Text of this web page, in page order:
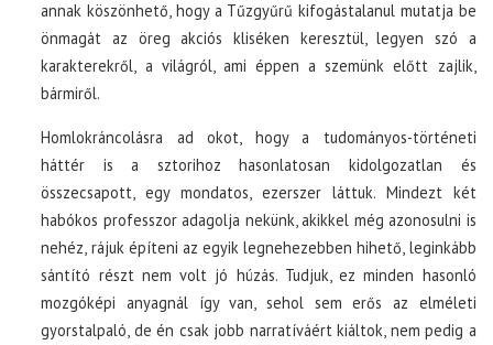
annak köszönhető, hogy a Tűzgyűrű kifogástalanul mutatja be
önmagát az öreg akciós kliséken keresztül, legyen szó a
karakterekről, a világról, ami éppen a szemünk előtt zajlik,
bármiről.
Homlokráncolásra ad okot, hogy a tudományos-történeti
háttér is a sztorihoz hasonlatosan kidolgozatlan és
összecsapott, egy mondatos, ezerszer láttuk. Mindezt két
habókos professzor adagolja nekünk, akikkel még azonosulni is
nehéz, rájuk építeni az egyik legnehezebben hihető, leginkább
sántító részt nem volt jó húzás. Tudjuk, ez minden hasonló
mozgóképi anyagnál így van, sehol sem erős az elméleti
gyorstalpaló, de én csak jobb narratíváért kiáltok, nem pedig a